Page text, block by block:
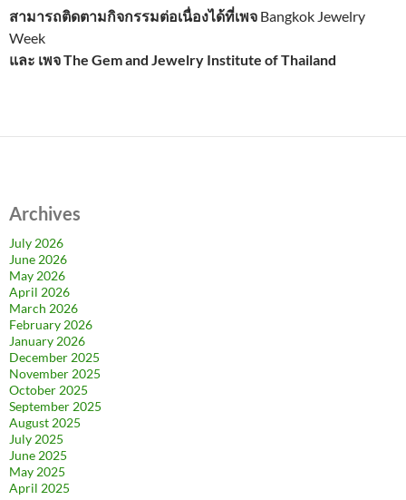
สามารถติดตามกิจกรรมต่อเนื่องได้ที่เพจ Bangkok Jewelry
Week
และ เพจ The Gem and Jewelry Institute of Thailand
Archives
July 2026
June 2026
May 2026
April 2026
March 2026
February 2026
January 2026
December 2025
November 2025
October 2025
September 2025
August 2025
July 2025
June 2025
May 2025
April 2025